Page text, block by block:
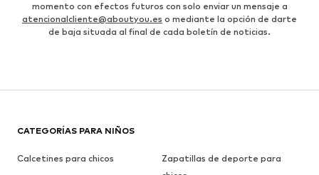
momento con efectos futuros con solo enviar un mensaje a
atencionalcliente@aboutyou.es o mediante la opción de darte
de baja situada al final de cada boletín de noticias.
CATEGORÍAS PARA NIÑOS
Calcetines para chicos
Zapatillas de deporte para